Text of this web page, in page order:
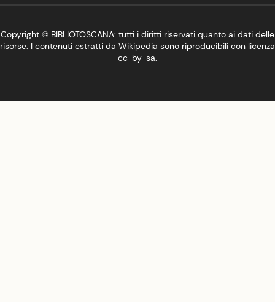
Copyright © BIBLIOTOSCANA: tutti i diritti riservati quanto ai dati delle
risorse. I contenuti estratti da Wikipedia sono riproducibili con licenza
cc-by-sa.